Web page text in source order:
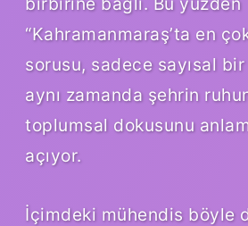
“Kahramanmaraş’ta en
sorusu, sadece sayısal
aynı zamanda şehrin
toplumsal dokusunu
açıyor.
İçimdeki mühendis böyle